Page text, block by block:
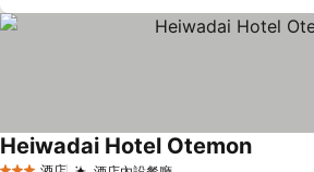
Heiwadai Hotel Otemon